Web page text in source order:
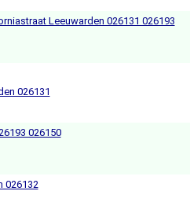
Leeuwarden 026131 026193
026131
026150
026132